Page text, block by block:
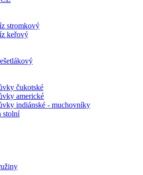
stromkový
keřový
čukotské
americké
indiánské - muchovníky
stolní